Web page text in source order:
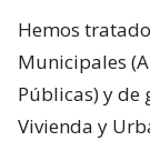
Hemos
Municipales
Públicas) y
Vivienda y